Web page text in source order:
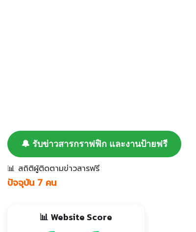
🔔 รับข่าวสารกราฟฟิก และงานป้ายฟรี
📊 สถิติผู้ติดตามข่าวสารฟรี
ปัจจุบัน 7 คน
📊 Website Score